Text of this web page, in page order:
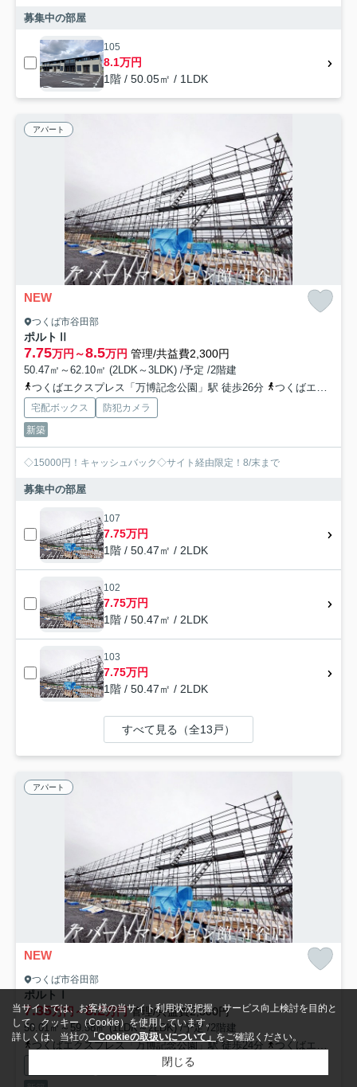
募集中の部屋
105
8.1万円
1階 / 50.05㎡ / 1LDK
アパート
NEW
つくば市谷田部
ポルトⅡ
7.75万円～8.5万円 管理/共益費2,300円
50.47㎡～62.10㎡ (2LDK～3LDK) /予定 /2階建
つくばエクスプレス「万博記念公園」駅 徒歩26分
つくばエクスプレス「みどりの」駅 徒歩26分
宅配ボックス
防犯カメラ
新築
◇15000円！キャッシュバック◇サイト経由限定！8/末まで
募集中の部屋
107
7.75万円
1階 / 50.47㎡ / 2LDK
102
7.75万円
1階 / 50.47㎡ / 2LDK
103
7.75万円
1階 / 50.47㎡ / 2LDK
すべて見る（全13戸）
アパート
NEW
つくば市谷田部
ポルトⅠ
7.35万円～8.2万円管理/共益費2,300円
50.01㎡～59.58㎡ (1LDK～2LDK) /予定 /2階建
つくばエクスプレス「万博記念公園」駅 徒歩24分
つくばエクスプレス「みどりの」駅 徒歩26分
当サイトでは、お客様の当サイト利用状況把握、サービス向上検討を目的と
して、クッキー（Cookie）を使用しています。
詳しくは、当社の 「Cookieの取扱いについて」 をご確認ください。
閉じる